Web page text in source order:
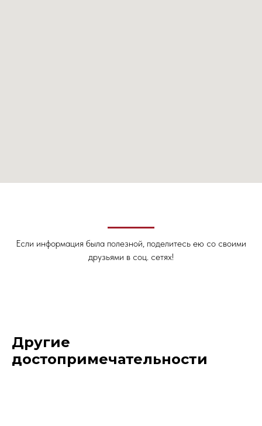
Если информация была полезной, поделитесь ею со своими
друзьями в соц. сетях!
Другие
достопримечательности